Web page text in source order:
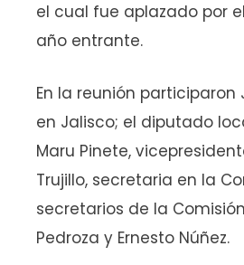
el cual fue aplazado por
año entrante.
En la reunión participaron
en Jalisco; el diputado
Maru Pinete,
Trujillo, secretaria en la
secretarios de la
Pedroza y Ernesto Núñez.